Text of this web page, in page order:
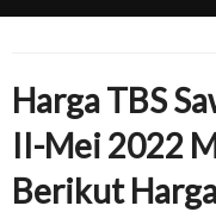
Harga TBS
II-Mei 2022
Berikut